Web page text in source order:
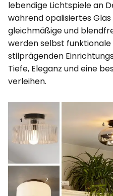
lebendige Lichtspiele an
während opalisiertes
gleichmäßige und
werden selbst funktionale
stilprägenden
Tiefe, Eleganz und eine
verleihen.